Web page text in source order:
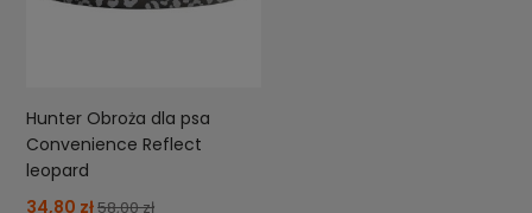
Hunter Obroża dla psa
Convenience Reflect
leopard
34,80 zł58,00 zł